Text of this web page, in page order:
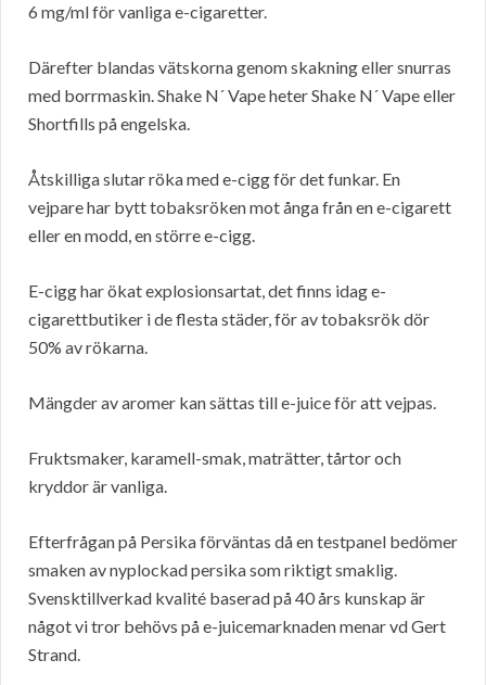
6 mg/ml för vanliga e-cigaretter.
Därefter blandas vätskorna genom skakning eller snurras
med borrmaskin. Shake N´ Vape heter Shake N´ Vape eller
Shortfills på engelska.
Åtskilliga slutar röka med e-cigg för det funkar. En
vejpare har bytt tobaksröken mot ånga från en e-cigarett
eller en modd, en större e-cigg.
E-cigg har ökat explosionsartat, det finns idag e-
cigarettbutiker i de flesta städer, för av tobaksrök dör
50% av rökarna.
Mängder av aromer kan sättas till e-juice för att vejpas.
Fruktsmaker, karamell-smak, maträtter, tårtor och
kryddor är vanliga.
Efterfrågan på Persika förväntas då en testpanel bedömer
smaken av nyplockad persika som riktigt smaklig.
Svensktillverkad kvalité baserad på 40 års kunskap är
något vi tror behövs på e-juicemarknaden menar vd Gert
Strand.